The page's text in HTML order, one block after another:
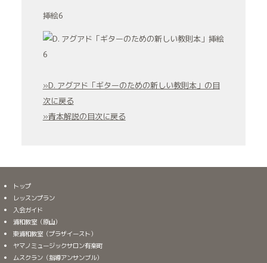
挿絵6
»D. アグアド「ギターのための新しい教則本」の目
次に戻る
»青本解説の目次に戻る
トップ
レッスンプラン
入会ガイド
浦和教室（原山）
東浦和教室（プラザイースト）
ヤマノミュージックサロン有楽町
ムスクラン（指導アンサンブル）